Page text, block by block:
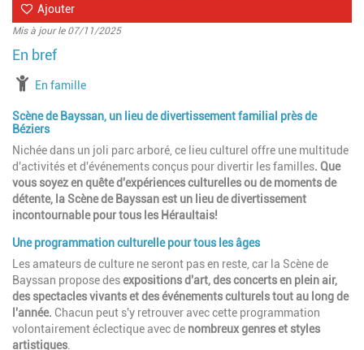
Ajouter
Mis à jour le 07/11/2025
à partir de
En famille
Scène de Bayssan, un lieu de divertissement familial près de
Béziers
Nichée dans un joli parc arboré, ce lieu culturel offre une multitude
d'activités et d'événements conçus pour divertir les familles. Que
vous soyez en quête d'expériences culturelles ou de moments de
détente, la Scène de Bayssan est un lieu de divertissement
incontournable pour tous les Héraultais!
Une programmation culturelle pour tous les âges
Les amateurs de culture ne seront pas en reste, car la Scène de
Bayssan propose desexpositions d'art, des concerts en plein air,
des spectacles vivants et des événements culturels tout au long de
l'année. Chacun peut s'y retrouver avec cette programmation
volontairement éclectique avec de nombreux genres et styles
artistiques.